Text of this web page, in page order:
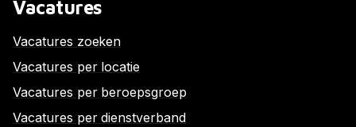
Vacatures
Vacatures zoeken
Vacatures per locatie
Vacatures per beroepsgroep
Vacatures per dienstverband